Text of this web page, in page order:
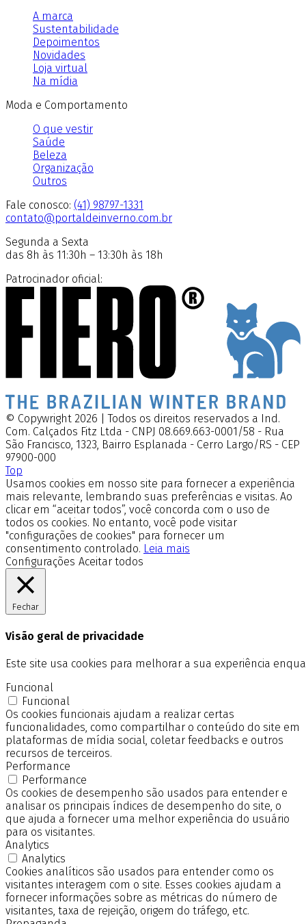
A marca
Sustentabilidade
Depoimentos
Novidades
Loja virtual
Na mídia
Moda e Comportamento
O que vestir
Saúde
Beleza
Organização
Outros
Fale conosco: (41) 98797-1331
contato@portaldeinverno.com.br
Segunda a Sexta
das 8h às 11:30h – 13:30h às 18h
Patrocinador oficial:
© Copywright 2026 | Todos os direitos reservados a Ind.
Com. Calçados Fitz Ltda - CNPJ 08.669.663-0001/58 - Rua
São Francisco, 1323, Bairro Esplanada - Cerro Largo/RS - CEP
97900-000
Top
Usamos cookies em nosso site para fornecer a experiência
mais relevante, lembrando suas preferências e visitas. Ao
clicar em “aceitar todos”, você concorda com o uso de
todos os cookies. No entanto, você pode visitar
"configurações de cookies" para fornecer um
consentimento controlado. Leia mais
Configurações Aceitar todos
Fechar
Visão geral de privacidade
Este site usa cookies para melhorar a sua experiência
Funcional
Funcional
Os cookies funcionais ajudam a realizar certas
funcionalidades, como compartilhar o conteúdo do site em
plataformas de mídia social, coletar feedbacks e outros
recursos de terceiros.
Performance
Performance
Os cookies de desempenho são usados para entender e
analisar os principais índices de desempenho do site, o
que ajuda a fornecer uma melhor experiência do usuário
para os visitantes.
Analytics
Analytics
Cookies analíticos são usados para entender como os
visitantes interagem com o site. Esses cookies ajudam a
fornecer informações sobre as métricas do número de
visitantes, taxa de rejeição, origem do tráfego, etc.